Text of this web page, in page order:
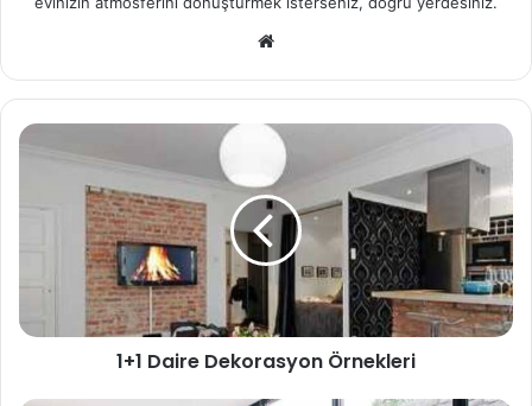
sit
esi
1+1 Daire Dekorasyon Örnekleri